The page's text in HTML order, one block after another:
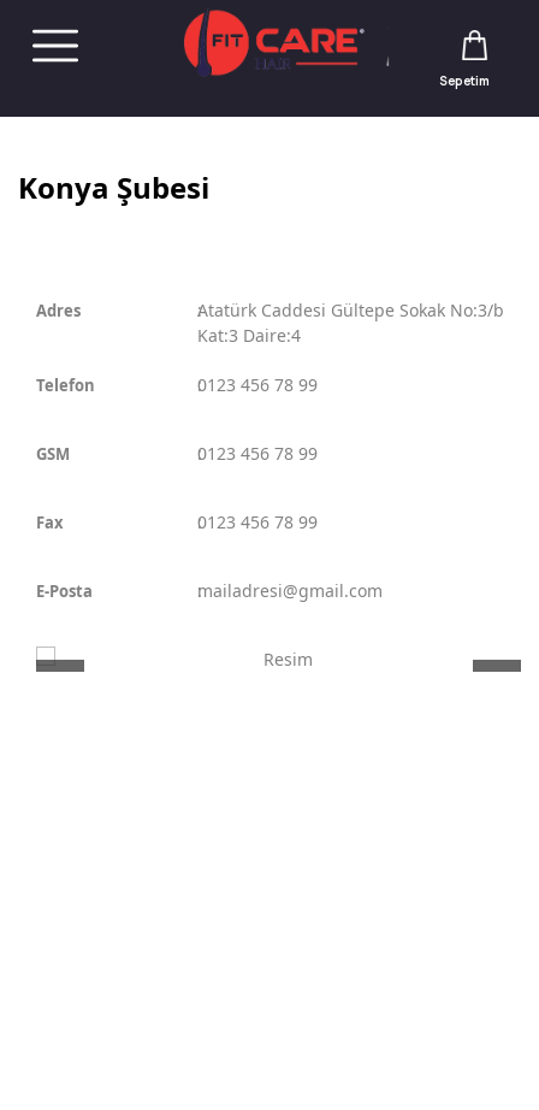
Konya Şubesi
Adres :Atatürk Caddesi Gültepe Sokak No:3/b
Kat:3 Daire:4
Telefon :0123 456 78 99
GSM :0123 456 78 99
Fax :0123 456 78 99
E-Posta :mailadresi@gmail.com
Sepetim